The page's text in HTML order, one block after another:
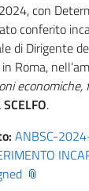
con
conferito
di Dirigente
Roma,
.
ANBSC-